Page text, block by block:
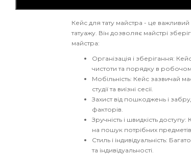
Кейс для тату майстра - це важливий
татуажу. Він дозволяє майстрі
майстра:
Організація і зберігання:
чистоти та порядку в
Мобільність: Кейс зазвичай
студії та виїзні сесії.
Захист від пошкоджень і
факторів.
Зручність і швидкість
на пошук потрібних
Стиль і індивідуальність:
та індивідуальності.